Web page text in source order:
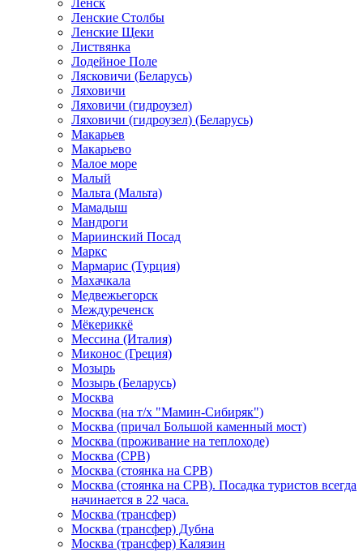
Ленск
Ленские Столбы
Ленские Щеки
Листвянка
Лодейное Поле
Лясковичи (Беларусь)
Ляховичи
Ляховичи (гидроузел)
Ляховичи (гидроузел) (Беларусь)
Макарьев
Макарьево
Малое море
Малый
Мальта (Мальта)
Мамадыш
Мандроги
Мариинский Посад
Маркс
Мармарис (Турция)
Махачкала
Медвежьегорск
Междуреченск
Мёкериккё
Мессина (Италия)
Миконос (Греция)
Мозырь
Мозырь (Беларусь)
Москва
Москва (на т/х "Мамин-Сибиряк")
Москва (причал Большой каменный мост)
Москва (проживание на теплоходе)
Москва (СРВ)
Москва (стоянка на СРВ)
Москва (стоянка на СРВ). Посадка туристов всегда
начинается в 22 часа.
Москва (трансфер)
Москва (трансфер) Дубна
Москва (трансфер) Калязин